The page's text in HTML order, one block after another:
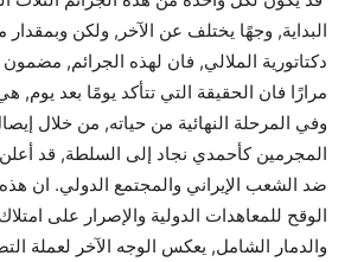
البداية, وجهًا يختلف عن الآخر, ولكن وبمقدار
دكتاتورية الملالي, فان لهذه الجرائم, مضمون
مرارًا فان الحقيقة التي تتأكد يومًا بعد يوم,
وفي المرحلة النهائية من حياته, من خلال
المجرمين كأحمدي نجاد إلى السلطة, قد
ضد الشعب الإيراني والمجتمع الدولي. ان هذه
الوقح للمعاهدات الدولية والإصرار على
والدمار الشامل, يعكس الوجه الآخر لعملة